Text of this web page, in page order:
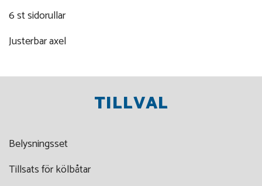
6 st sidorullar
Justerbar axel
TILLVAL
Belysningsset
Tillsats för kölbåtar